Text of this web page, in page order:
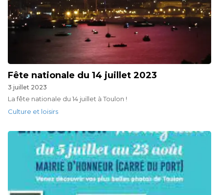
Fête nationale du 14 juillet 2023
3 juillet 2023
La fête nationale du 14 juillet à Toulon !
Culture et loisirs